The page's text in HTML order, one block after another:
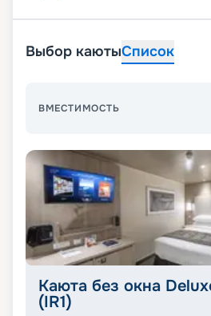
Выбор каютыСписок
ВМЕСТИМОСТЬ
Каюта без окна
(IR1)